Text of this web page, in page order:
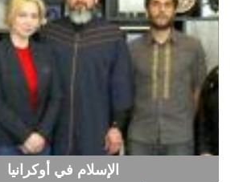
الإسلام في أوكرانيا